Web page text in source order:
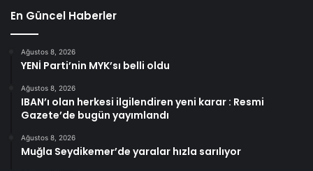
En Güncel Haberler
Ağustos 8, 2026
YENİ Parti’nin MYK’sı belli oldu
Ağustos 8, 2026
IBAN’ı olan herkesi ilgilendiren yeni karar : Resmi
Gazete’de bugün yayımlandı
Ağustos 8, 2026
Muğla Seydikemer’de yaralar hızla sarılıyor